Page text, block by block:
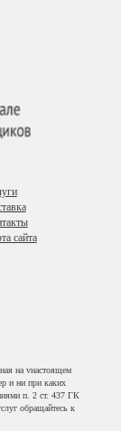
сайта
на vнастоящем
и ни при каких
п. 2 ст. 437 ГК
обращайтесь к